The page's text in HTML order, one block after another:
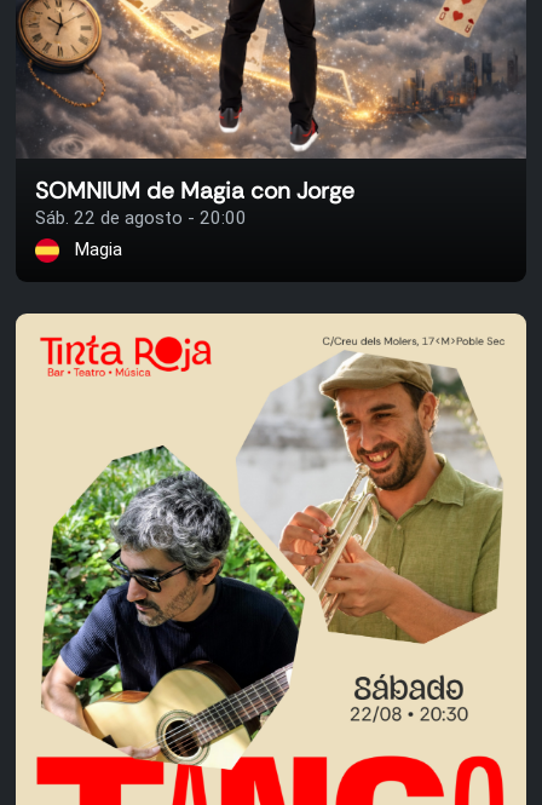
SOMNIUM de Magia con Jorge
Sáb. 22 de agosto - 20:00
Magia